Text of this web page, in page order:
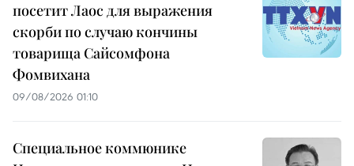
посетит Лаос для выражения
скорби по случаю кончины
товарища Сайсомфона
Фомвихана
09/08/2026 01:10
Специальное коммюнике